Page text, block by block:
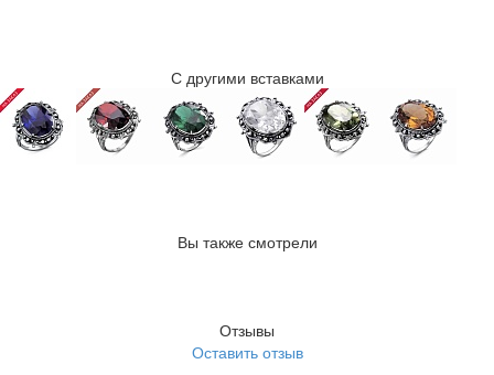
С другими вставками
Вы также смотрели
Отзывы
Оставить отзыв